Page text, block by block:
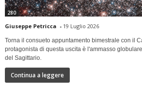
280
Giuseppe Petricca - 19 Luglio 2026
Torna il consueto appuntamento bimestrale con il
protagonista di questa uscita è l'ammasso
del Sagittario.
Continua a leggere